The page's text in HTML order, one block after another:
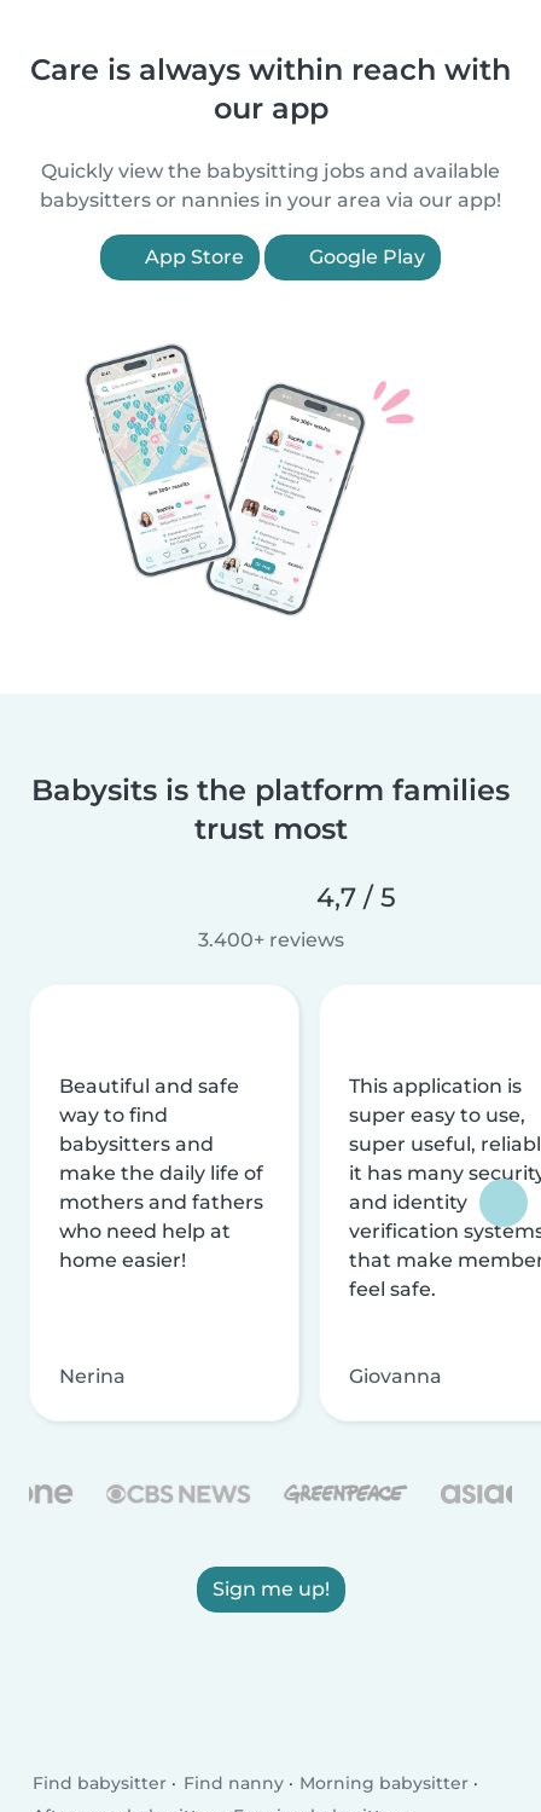
Care is always within reach with
our app
Quickly view the babysitting jobs and available
babysitters or nannies in your area via our app!
App Store Google Play
Babysits is the platform families
trust most
4,7 / 5
3.400+ reviews
Beautiful and safe
way to find
babysitters and
make the daily life of
mothers and fathers
who need help at
home easier!
Nerina
This application is
super easy to use,
super useful,
it has many
and identity
verification
that make
feel safe.
Giovanna
Sign me up!
Find babysitter Find nanny
Morning babysitter